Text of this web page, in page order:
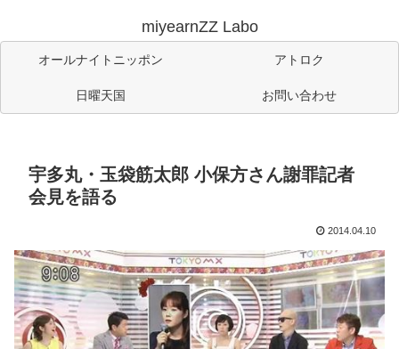
miyearnZZ Labo
オールナイトニッポン アトロク
日曜天国 お問い合わせ
宇多丸・玉袋筋太郎 小保方さん謝罪記者
会見を語る
2014.04.10